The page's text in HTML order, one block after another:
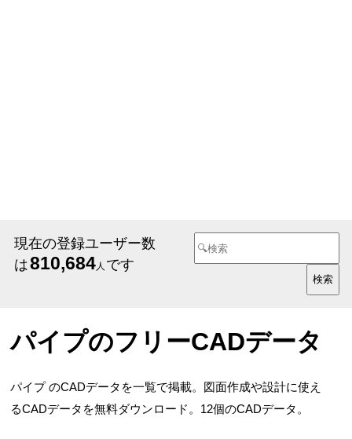
現在の登録ユーザー数
は810,684人 です
パイプのフリーCADデータ
パイプ のCADデータを一覧で掲載。図面作成や設計に使え
るCADデータを無料ダウンロード。12個のCADデータ。